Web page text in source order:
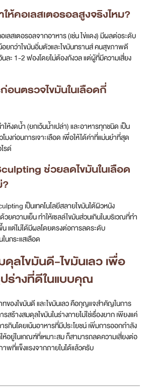
ห้คอเลสเตอรอลสูงจริงไหม?
ลสเตอรอลจากอาหาร (เช่น ไข่แดง) มีผลต่อระดับ
อยกว่าไขมันอิ่มตัวและไขมันทรานส์ คนสุขภาพดี
นละ 1-2 ฟองโดยไม่ต้องกังวล แต่ผู้ที่มีความเสี่ยง
อนตรวจไขมันในเลือดกี่
ให้งดน้ำ (ยกเว้นน้ำเปล่า) และอาหารทุกชนิด เป็น
มงก่อนการเจาะเลือด เพื่อให้ได้ค่าที่แม่นยำที่สุด
รด์
ช่วยลดไขมันในเลือด
เป็นเทคโนโลยีสลายไขมันใต้ผิวหนัง
ยความเย็น ทำให้เซลล์ไขมันส่วนเกินในบริเวณที่ทำ
น แต่ไม่ได้มีผลโดยตรงต่อการลดระดับ
นกระแสเลือด
ลไขมันดี-ไขมันเลว เพื่อ
ร่างที่ดีในแบบคุณ
ทของไขมันดี และไขมันเลว คือกุญแจสำคัญในการ
สร้างสมดุลไขมันในร่างกายไม่ใช่เรื่องยาก เพียงแค่
กินโดยเน้นอาหารที่มีประโยชน์ เพิ่มการออกกำลัง
อยู่ในเกณฑ์ที่เหมาะสม ก็สามารถลดความเสี่ยงต่อ
พที่แข็งแรงจากภายในได้แล้วครับ